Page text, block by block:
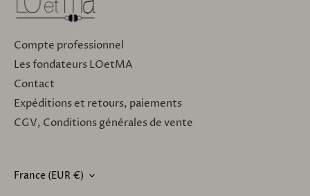
Compte professionnel
Les fondateurs LOetMA
Contact
Expéditions et retours, paiements
CGV, Conditions générales de vente
DEVISE
France (EUR €)